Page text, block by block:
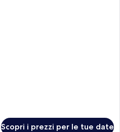
Scopri i prezzi per le tue date